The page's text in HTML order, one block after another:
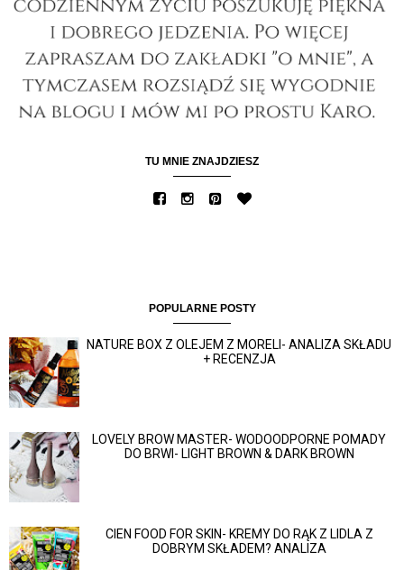
TU MNIE ZNAJDZIESZ
POPULARNE POSTY
NATURE BOX Z OLEJEM Z MORELI- ANALIZA SKŁADU
+ RECENZJA
LOVELY BROW MASTER- WODOODPORNE POMADY
DO BRWI- LIGHT BROWN & DARK BROWN
CIEN FOOD FOR SKIN- KREMY DO RĄK Z LIDLA Z
DOBRYM SKŁADEM? ANALIZA